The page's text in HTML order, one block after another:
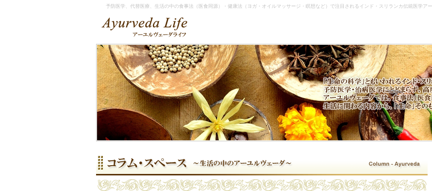
予防医学、代替医療、生活の中の食事法（医食同源）・健康法（ヨガ・オイルマッサージ・瞑想など）で注目されるインド・スリランカ伝統医学ア